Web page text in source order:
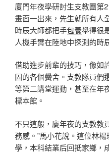
廈門年夜學研討生支教團第
畫面一出來，先生就所有人
時辰大師都把手包養舉得很
人機手臂在陸地中探測的時
借助進步前輩的技巧，像如
固的各個黌舍。支教隊員們
等第二講堂運動，甚至在年
標本館。
不只這般，廈年夜的支教教
務感。”馬小花說。這位林
學，本科結業后回抵家鄉，